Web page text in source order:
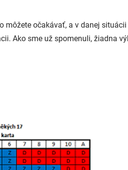
môžete očakávať, a v danej
Ako sme už spomenuli, žiadna